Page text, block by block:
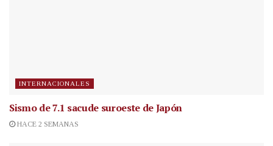
INTERNACIONALES
Sismo de 7.1 sacude suroeste de Japón
HACE 2 SEMANAS